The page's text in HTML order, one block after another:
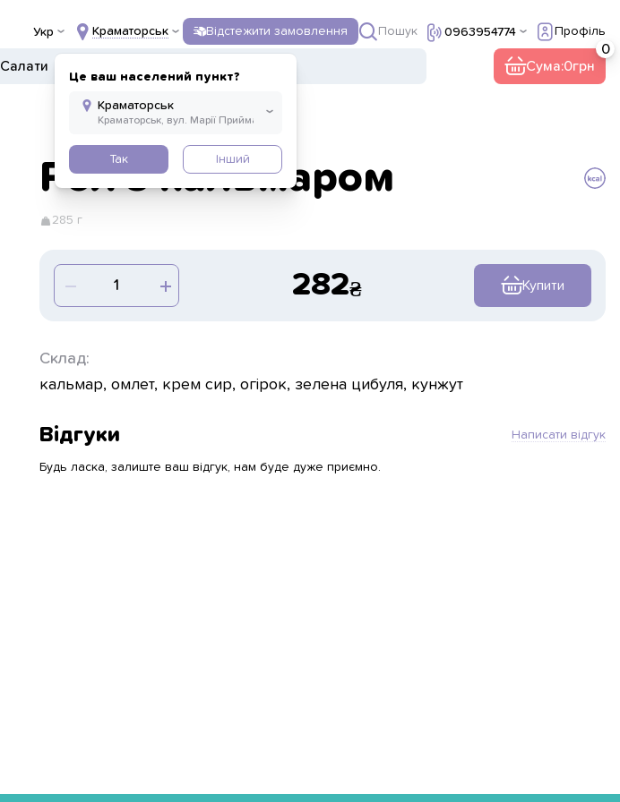
Укр Краматорськ
Це ваш населений пункт?
Так Інший
Відстежити замовлення Пошук 0963954774 Профіль
Салати Сума:0
Рол з кальмаром
285 г
282 Купити
Склад:
кальмар, омлет, крем сир, огірок, зелена цибуля, кунжут
Відгуки Написати відгук
Будь ласка, залиште ваш відгук, нам буде дуже приємно.